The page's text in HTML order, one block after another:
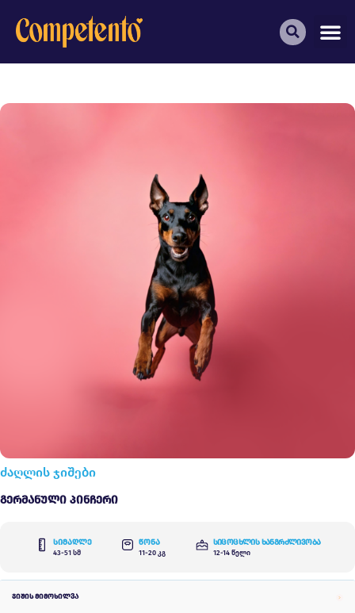
ძაღლის ჯიშები
Გერმანული Პინჩერი
სიმაღლე
43-51 სმ
წონა
11-20 კგ
სიცოცხლის ხანგრძლივობა
12-14 წელი
ჯიშის მიმოხილვა